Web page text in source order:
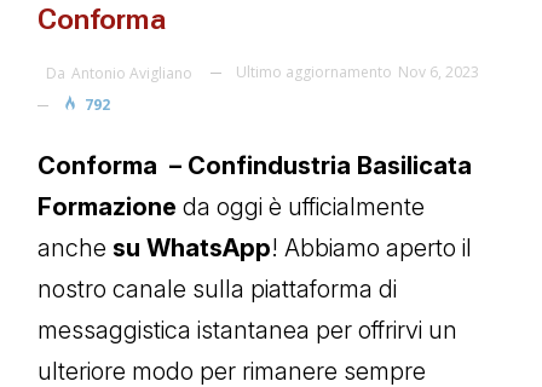
Conforma
Da Antonio Avigliano Ultimo aggiornamento Nov 6, 2023
792
Conforma – Confindustria Basilicata
Formazione da oggi è ufficialmente
anche su WhatsApp! Abbiamo aperto il
nostro canale sulla piattaforma di
messaggistica istantanea per offrirvi un
ulteriore modo per rimanere sempre